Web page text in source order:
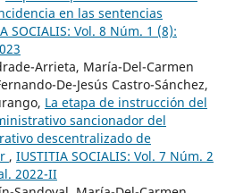
en las sentencias
SOCIALIS: Vol. 8 Núm. 1 (8):
Arrieta, María-Del-Carmen
De-Jesús Castro-Sánchez,
La etapa de instrucción del
sancionador del
descentralizado de
, IUSTITIA SOCIALIS: Vol. 7 Núm. 2
2022-II